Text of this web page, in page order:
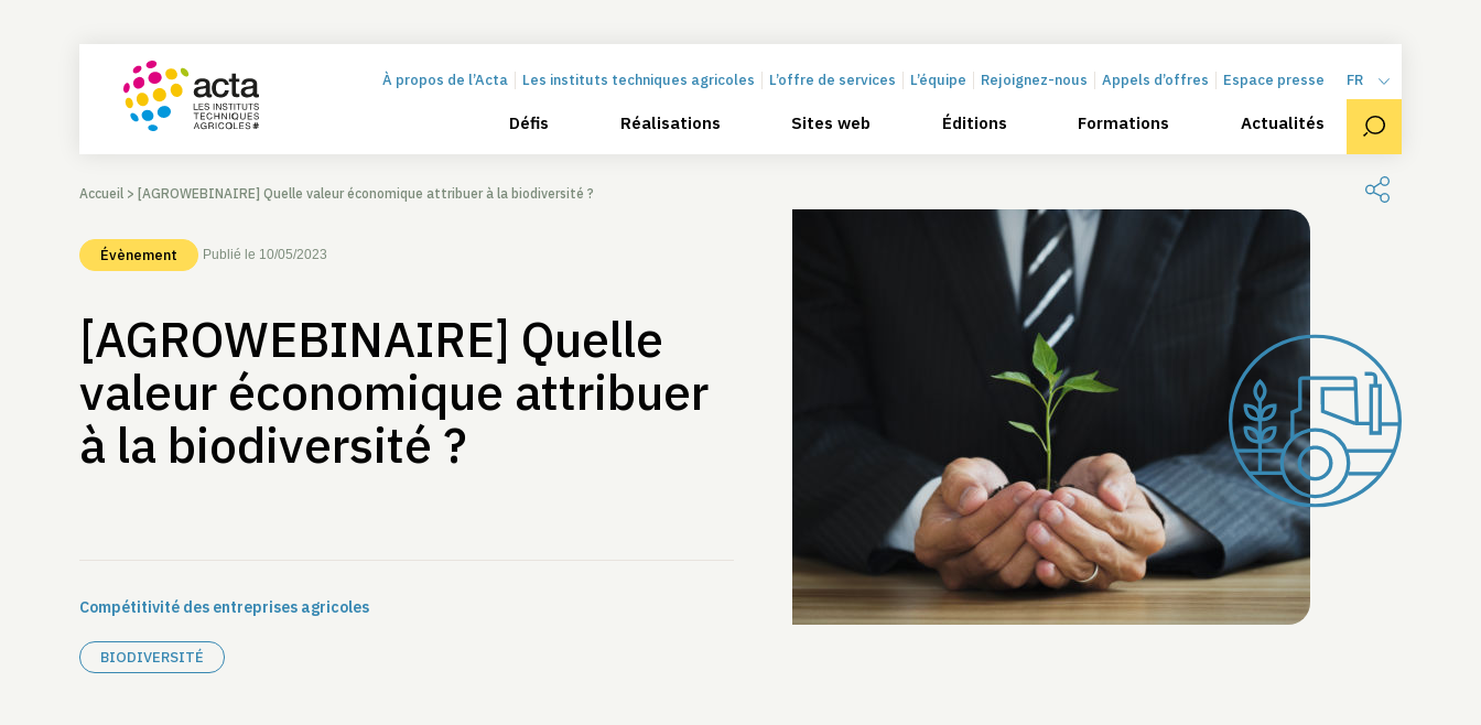
À propos de l’Acta Les instituts techniques agricoles L’offre de services L’équipe Rejoignez-nous Appels d’offres Espace presse
Défis Réalisations Sites web Éditions Formations Actualités
FR
Accueil > [AGROWEBINAIRE] Quelle valeur économique attribuer à la biodiversité ?
Évènement Publié le 10/05/2023
[AGROWEBINAIRE] Quelle
valeur économique attribuer
à la biodiversité ?
Compétitivité des entreprises agricoles
BIODIVERSITÉ